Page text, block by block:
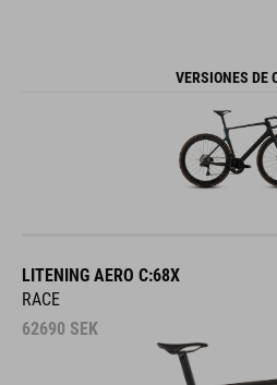
VERSIONES DE
LITENING AERO C:68X
RACE
62690 SEK